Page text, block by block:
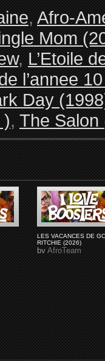
,Afro-
Mom
,L’Etoile
l’annee
Day
),The Salon
LES VACANCES DE
RITCHIE (2026)
byAfroTeam